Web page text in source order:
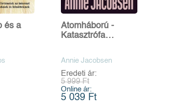
és a
Atomháború -
Katasztrófa
Annie Jacobsen
Eredeti ár:
5 999 Ft
Online ár:
5 039 Ft